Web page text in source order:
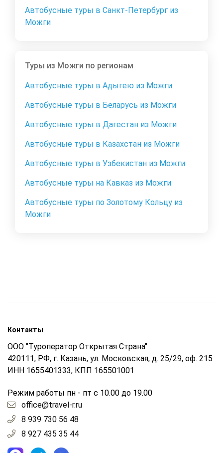
Автобусные туры в Санкт-Петербург из
Можги
Туры из Можги по регионам
Автобусные туры в Адыгею из Можги
Автобусные туры в Беларусь из Можги
Автобусные туры в Дагестан из Можги
Автобусные туры в Казахстан из Можги
Автобусные туры в Узбекистан из Можги
Автобусные туры на Кавказ из Можги
Автобусные туры по Золотому Кольцу из
Можги
Контакты
ООО "Туроператор Открытая Страна"
420111, РФ, г. Казань, ул. Московская, д. 25/29, оф. 215
ИНН 1655401333, КПП 165501001
Режим работы пн - пт с 10.00 до 19.00
office@travel-r.ru
8 939 730 56 48
8 927 435 35 44